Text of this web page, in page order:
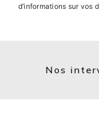
d’informations sur vos
Nos